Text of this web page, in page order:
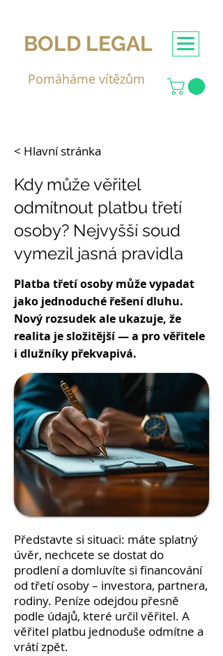
BOLD LEGAL
Pomáháme vítězům
< Hlavní stránka
Kdy může věřitel
odmítnout platbu třetí
osoby? Nejvyšší soud
vymezil jasná pravidla
Platba třetí osoby může vypadat
jako jednoduché řešení dluhu.
Nový rozsudek ale ukazuje, že
realita je složitější — a pro věřitele
i dlužníky překvapivá.
spory
Představte si situaci: máte splatný
úvěr, nechcete se dostat do
prodlení a domluvíte si financování
od třetí osoby – investora, partnera,
rodiny. Peníze odejdou přesně
podle údajů, které určil věřitel. A
věřitel platbu jednoduše odmítne a
vrátí zpět.